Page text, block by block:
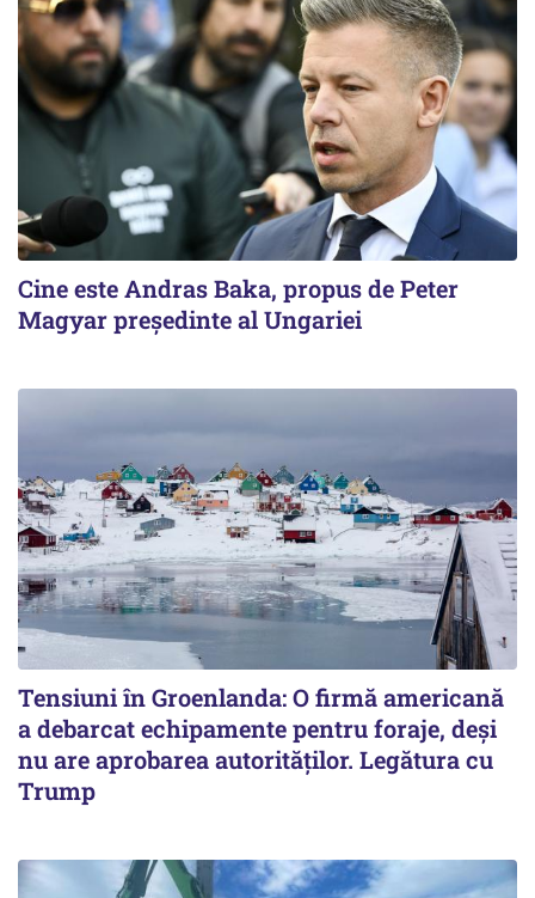
Cine este Andras Baka, propus de Peter
Magyar președinte al Ungariei
Tensiuni în Groenlanda: O firmă americană
a debarcat echipamente pentru foraje, deși
nu are aprobarea autorităților. Legătura cu
Trump